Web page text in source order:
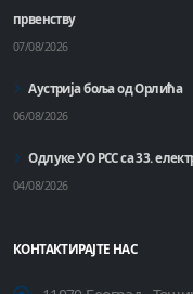
првенству
07/08/2026
Аустрија боља од Орлића
06/08/2026
Одлуке УО РСС са 33.
04/08/2026
КОНТАКТИРАЈТЕ НАС